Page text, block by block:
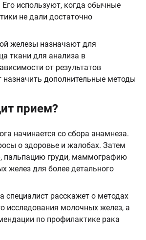
используют, когда обычные
не дали достаточно
железы назначают для
ткани для анализа в
от результатов
дополнительные методы
прием?
начинается со сбора анамнеза.
о здоровье и жалобах. Затем
пальпацию груди, маммографию
желез для более детального
специалист расскажет о методах
исследования молочных желез, а
по профилактике рака